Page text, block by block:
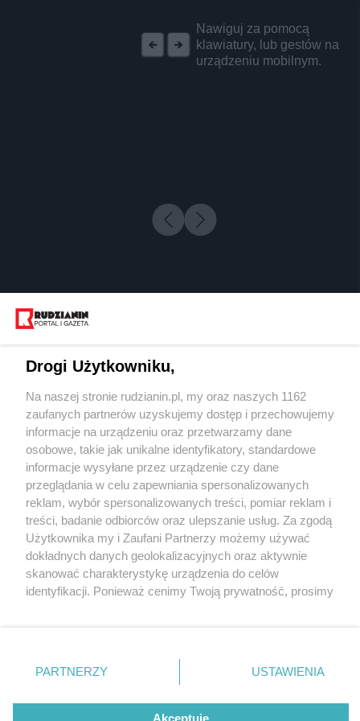
Nawiguj za pomocą
klawiatury, lub gestów na
urządzeniu mobilnym.
3 / 0
Wydawca mediów
Nie zapomnij
zapoznać się z:
polityką prywatności regulamin korzystania z portali
Twojemiasto
Piekary Śląskie
Chorzów
Tarnowskie Góry
Gliwice
Skontakuj sięz nami
Kontakt
Wydawca
Redakcja
Drogi Użytkowniku,
Na naszej stronie rudzianin.pl, my oraz naszych 1162
zaufanych partnerów uzyskujemy dostęp i przechowujemy
informacje na urządzeniu oraz przetwarzamy dane
osobowe, takie jak unikalne identyfikatory, standardowe
informacje wysyłane przez urządzenie czy dane
przeglądania w celu zapewniania spersonalizowanych
reklam, wybór spersonalizowanych treści, pomiar reklam i
treści, badanie odbiorców oraz ulepszanie usług. Za zgodą
Użytkownika my i Zaufani Partnerzy możemy używać
dokładnych danych geolokalizacyjnych oraz aktywnie
skanować charakterystykę urządzenia do celów
identyfikacji. Ponieważ cenimy Twoją prywatność, prosimy
prywatności znajdujący się w lewym dolnym rogu strony
. Niektóre rodzaje przetwarzania danych nie wymagają
zgody użytkownika, ale masz prawo sprzeciwić się
takiemu przetwarzaniu. Preferencje będą miały
PARTNERZY USTAWIENIA
Akceptuję